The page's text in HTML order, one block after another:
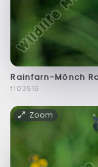
Rainfarn-Mönch
f103516
Zoom